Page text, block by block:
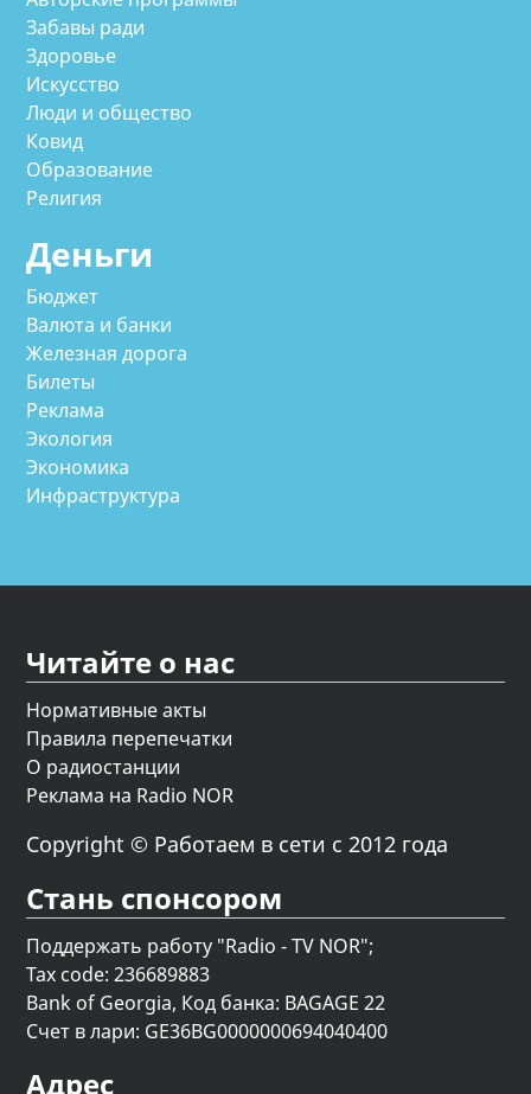
Забавы ради
Здоровье
Искусство
Люди и общество
Ковид
Образование
Религия
Деньги
Бюджет
Валюта и банки
Железная дорога
Билеты
Реклама
Экология
Экономика
Инфраструктура
Читайте о нас
Нормативные акты
Правила перепечатки
О радиостанции
Реклама на Radio NOR
Copyright © Работаем в сети с 2012 года
Стань спонсором
Поддержать работу "Radio - TV NOR";
Tax code: 236689883
Bank of Georgia, Код банка: BAGAGE 22
Счет в лари: GE36BG0000000694040400
Адрес